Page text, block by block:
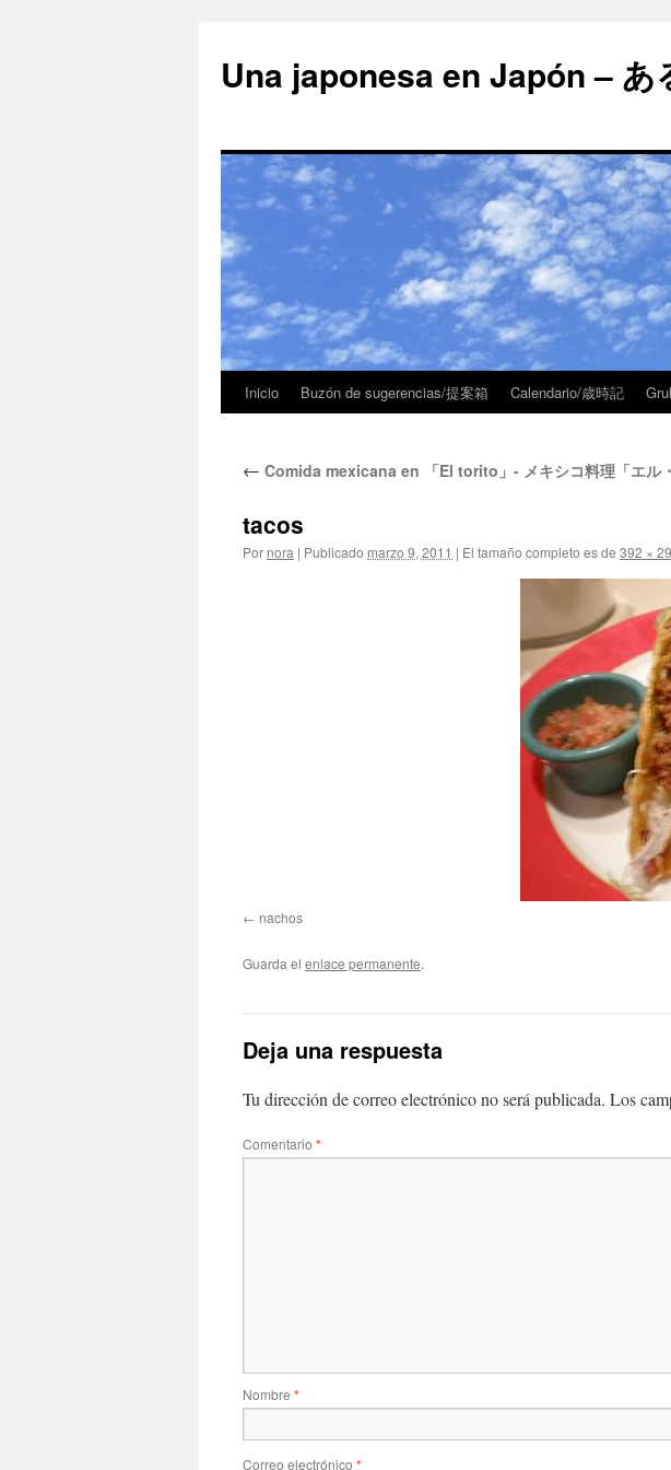
Una japonesa en Japón – あ
Inicio Buzón de sugerencias/提案箱 Calendario/歳時記
← Comida mexicana en 「El torito」- メキシコ料理「エル
tacos
Por nora | Publicado marzo 9, 2011 | El tamaño completo es de 392 ×
nachos
Guarda el enlace permanente.
Deja una respuesta
Tu dirección de correo electrónico no será publicada. Los
Comentario *
Nombre *
Correo electrónico *